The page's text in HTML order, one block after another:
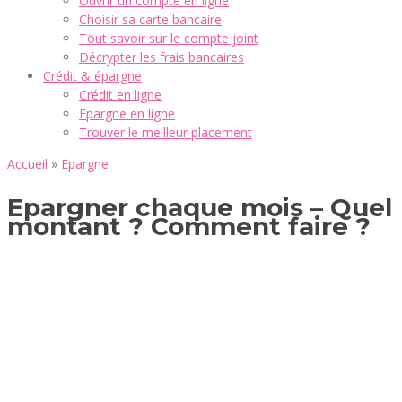
Choisir sa carte bancaire
Tout savoir sur le compte joint
Décrypter les frais bancaires
Crédit & épargne
Crédit en ligne
Epargne en ligne
Trouver le meilleur placement
Accueil » Epargne
Epargner chaque mois – Quel
montant ? Comment faire ?